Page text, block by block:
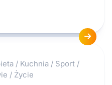
/ Kuchnia / Sport /
/ Życie